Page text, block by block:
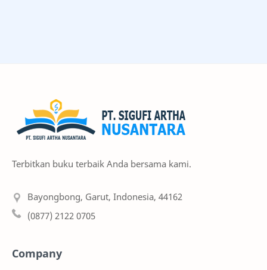
TPACK
Terbitkan buku terbaik Anda bersama kami.
Bayongbong, Garut, Indonesia, 44162
(0877) 2122 0705
Company